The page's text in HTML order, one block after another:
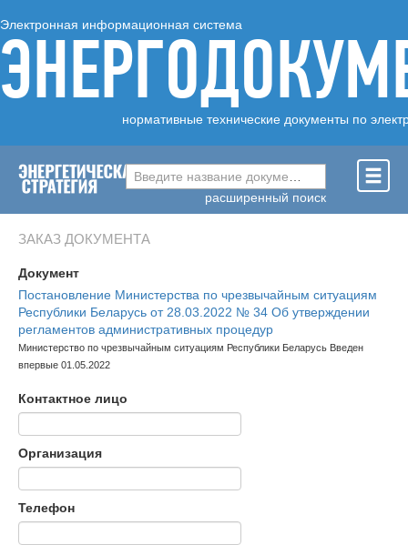
Электронная информационная система
нормативные технические документы по
Введите название документа ...
расширенный поиск
ЗАКАЗ ДОКУМЕНТА
Документ
Постановление Министерства по чрезвычайным ситуациям
Республики Беларусь от 28.03.2022 № 34 Об утверждении
регламентов административных процедур
Министерство по чрезвычайным ситуациям Республики Беларусь Введен
впервые 01.05.2022
Контактное лицо
Организация
Телефон